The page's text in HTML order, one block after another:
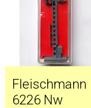
Fleischmann
6226 Nw